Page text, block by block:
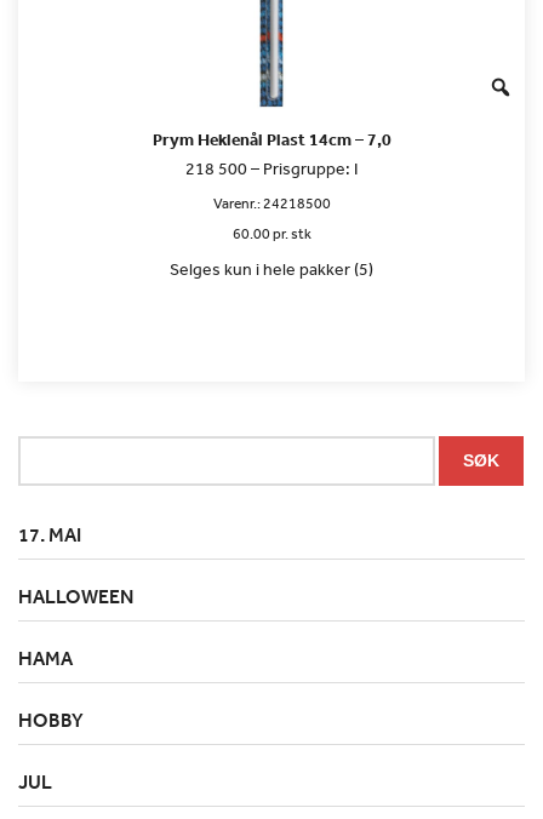
Prym Heklenål Plast 14cm – 7,0
218 500 – Prisgruppe: I
Varenr.:24218500
60.00 pr. stk
Selges kun i hele pakker (5)
etter
SØK
17. MAI
HALLOWEEN
HAMA
HOBBY
JUL